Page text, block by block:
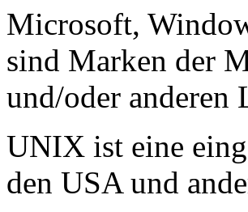
Microsoft,
sind Marken der
und/oder anderen
UNIX ist eine
den USA und